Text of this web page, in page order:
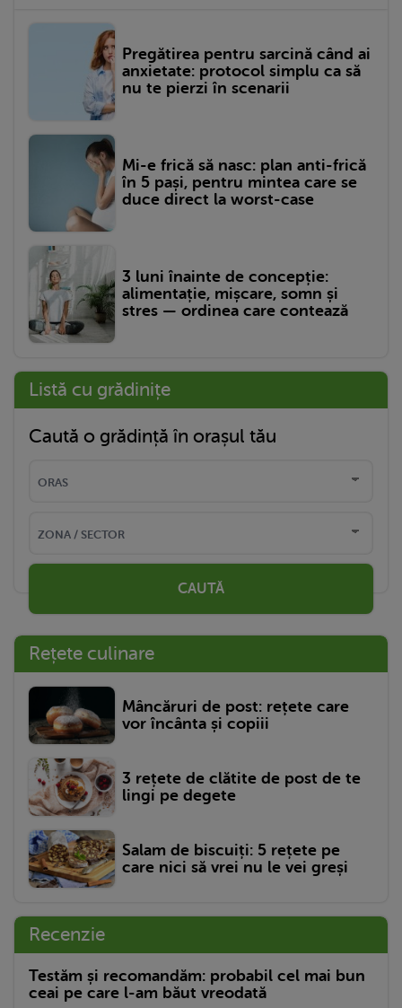
Pregătirea pentru sarcină când ai
anxietate: protocol simplu ca să
nu te pierzi în scenarii
Mi-e frică să nasc: plan anti-frică
în 5 pași, pentru mintea care se
duce direct la worst-case
3 luni înainte de concepție:
alimentație, mișcare, somn și
stres — ordinea care contează
Listă cu grădinițe
Caută o grădință în orașul tău
CAUTĂ
Rețete culinare
Mâncăruri de post: rețete care
vor încânta și copiii
3 rețete de clătite de post de te
lingi pe degete
Salam de biscuiți: 5 rețete pe
care nici să vrei nu le vei greși
Recenzie
Testăm și recomandăm: probabil cel mai bun
ceai pe care l-am băut vreodată